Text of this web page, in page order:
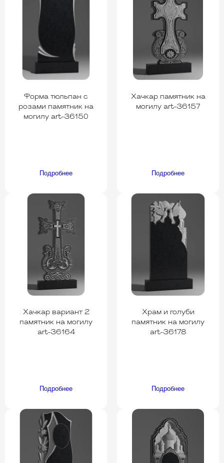
Форма тюльпан с
розами памятник на
могилу art-36150
Подробнее
Хачкар памятник на
могилу art-36157
Подробнее
Хачкар вариант 2
памятник на могилу
art-36164
Подробнее
Храм и голуби
памятник на могилу
art-36178
Подробнее